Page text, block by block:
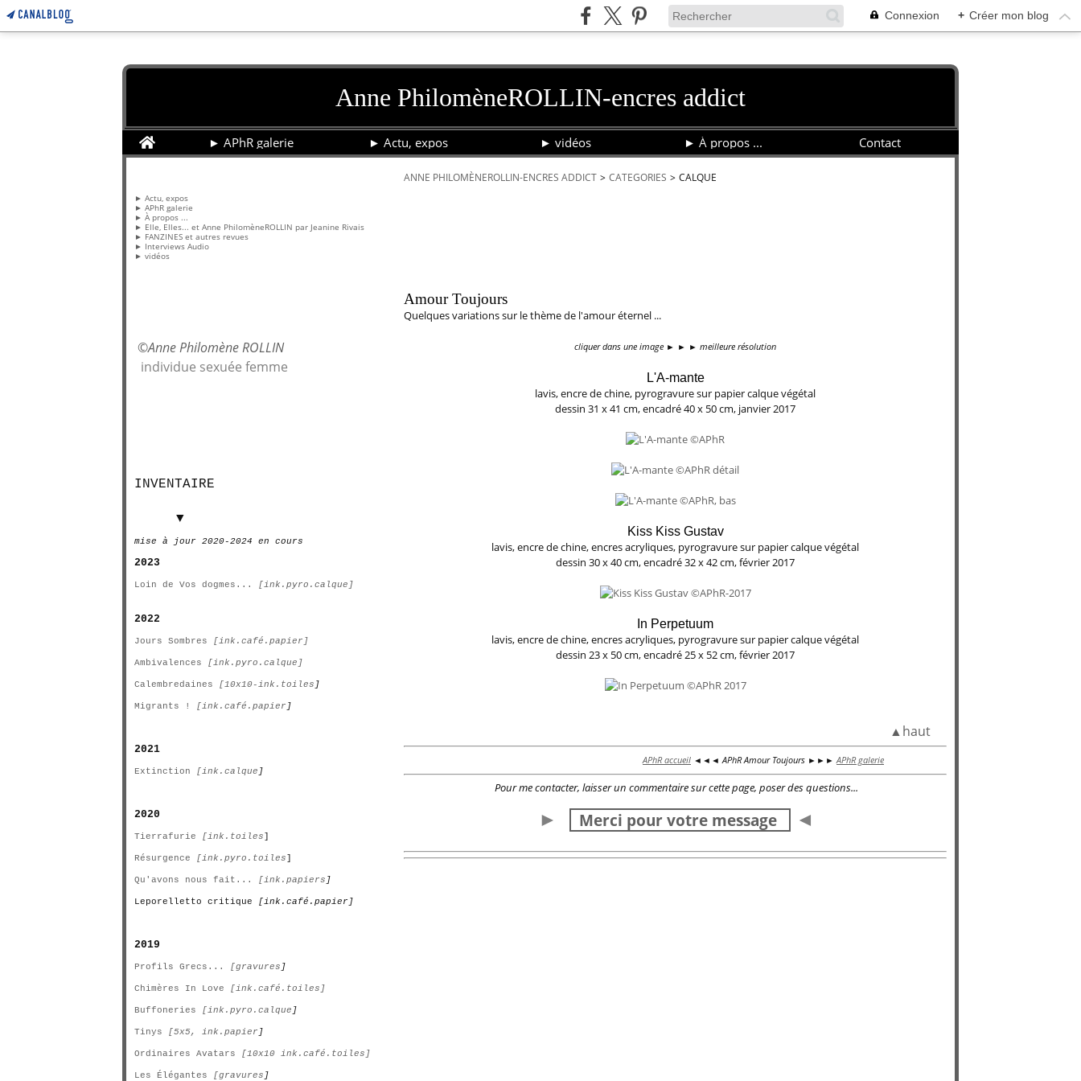
Connexion + Créer mon blog
Anne PhilomèneROLLIN-encres addict
Home ► APhR galerie ► Actu, expos ► vidéos ► À propos ... Contact
► Actu, expos
► APhR galerie
► À propos ...
► Elle, Elles... et Anne PhilomèneROLLIN par Jeanine Rivais
► FANZINES et autres revues
► Interviews Audio
► vidéos
©Anne Philomène ROLLIN
individue sexuée femme
INVENTAIRE
▼
mise à jour 2020-2024 en cours
2023
Loin de Vos dogmes... [ink.pyro.calque]
2022
Jours Sombres [ink.café.papier]
Ambivalences [ink.pyro.calque]
Calembredaines [10x10-ink.toiles ]
Migrants ! [ink.café.papier ]
2021
Extinction [ink.calque ]
2020
Tierrafurie [ink.toiles]
Résurgence [ink.pyro.toiles]
Qu'avons nous fait... [ink.papiers ]
Leporelletto critique [ink.café.papier]
2019
Profils Grecs... [gravures ]
Chimères In Love [ink.café.toiles]
Buffoneries [ink.pyro.calque ]
Tinys [5x5, ink.papier ]
Ordinaires Avatars [10x10 ink.café.toiles]
Les Élégantes [gravures ]
ANNE PHILOMÈNEROLLIN-ENCRES ADDICT > CATEGORIES > CALQUE
Amour Toujours
Quelques variations sur le thème de l'amour éternel ...
cliquer dans une image ► ► ► meilleure résolution
L'A-mante
lavis, encre de chine, pyrogravure sur papier calque végétal
dessin 31 x 41 cm, encadré 40 x 50 cm, janvier 2017
Kiss Kiss Gustav
lavis, encre de chine, encres acryliques, pyrogravure sur papier calque végétal
dessin 30 x 40 cm, encadré 32 x 42 cm, février 2017
In Perpetuum
lavis, encre de chine, encres acryliques, pyrogravure sur papier calque végétal
dessin 23 x 50 cm, encadré 25 x 52 cm, février 2017
▲haut
APhR accueil ◄◄◄ APhR Amour Toujours ►►►APhR galerie
Pour me contacter, laisser un commentaire sur cette page, poser des questions...
► Merci pour votre message ◄